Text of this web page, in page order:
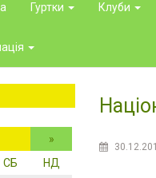
Гуртки Клуби
»
СБ
НД